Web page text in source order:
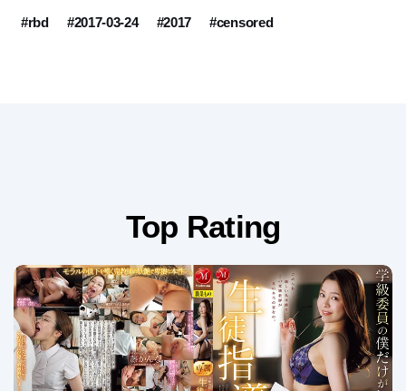
#rbd
#2017-03-24 #2017 #censored
Top Rating